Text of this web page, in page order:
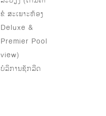
ຂໍ ສະເພາະຫ້ອງ
Deluxe &
Premier Pool
view)
ບໍລິການຊັກລີດ